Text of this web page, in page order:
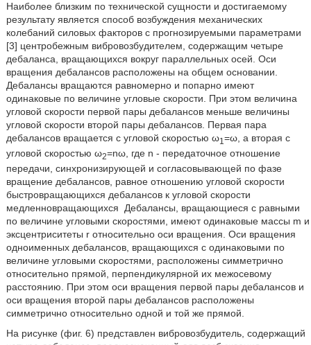
Наиболее близким по технической сущности и достигаемому
результату является способ возбуждения механических
колебаний силовых факторов с прогнозируемыми параметрами
[3] центробежным вибровозбудителем, содержащим четыре
дебаланса, вращающихся вокруг параллельных осей. Оси
вращения дебалансов расположены на общем основании.
Дебалансы вращаются равномерно и попарно имеют
одинаковые по величине угловые скорости. При этом величина
угловой скорости первой пары дебалансов меньше величины
угловой скорости второй пары дебалансов. Первая пара
дебалансов вращается с угловой скоростью ω1 =ω, а вторая с
угловой скоростью ω2=nω, где n - передаточное отношение
передачи, синхронизирующей и согласовывающей по фазе
вращение дебалансов, равное отношению угловой скорости
быстровращающихся дебалансов к угловой скорости
медленновращающихся
Дебалансы, вращающиеся с равными
по величине угловыми скоростями, имеют одинаковые массы m и
эксцентриситеты r относительно оси вращения. Оси вращения
одноименных дебалансов, вращающихся с одинаковыми по
величине угловыми скоростями, расположены симметрично
относительно прямой, перпендикулярной их межосевому
расстоянию. При этом оси вращения первой пары дебалансов и
оси вращения второй пары дебалансов расположены
симметрично относительно одной и той же прямой.
На рисунке (фиг. 6) представлен вибровозбудитель, содержащий